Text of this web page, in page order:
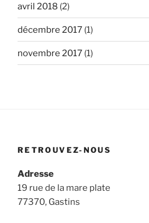
avril 2018 (2)
décembre 2017 (1)
novembre 2017 (1)
RETROUVEZ-NOUS
Adresse
19 rue de la mare plate
77370, Gastins